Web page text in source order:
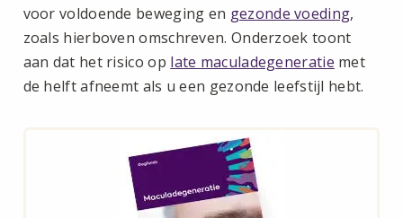
voor voldoende beweging en gezonde voeding,
zoals hierboven omschreven. Onderzoek toont
aan dat het risico op late maculadegeneratie met
de helft afneemt als u een gezonde leefstijl hebt.